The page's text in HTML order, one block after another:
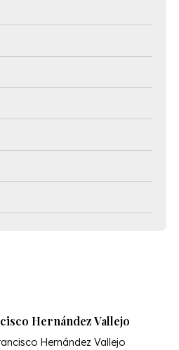
Hernández Vallejo
Hernández Vallejo